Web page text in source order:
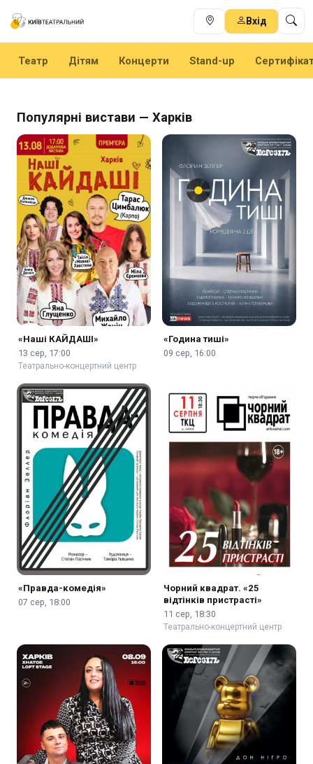
Вхід
Театр Дітям Концерти Stand-up
Популярні вистави — Харків
«Наші КАЙДАШІ»
13 сер, 17:00
Театрально-концертний центр
«Година тиші»
09 сер, 16:00
«Правда-комедія»
07 сер, 18:00
Чорний квадрат. «25
відтінків пристрасті»
11 сер, 18:30
Театрально-концертний центр